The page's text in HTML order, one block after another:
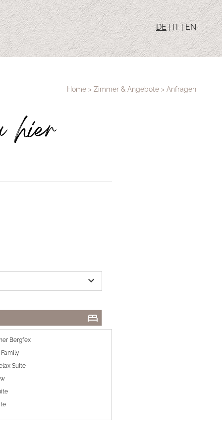
DE|IT| EN
Home > Zimmer & Angebote > Anfragen
hier
expand_more
bed
Bergfex
Suite